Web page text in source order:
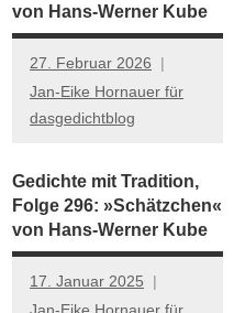
von Hans-Werner Kube
27. Februar 2026
Jan-Eike Hornauer für
dasgedichtblog
Gedichte mit Tradition,
Folge 296: »Schätzchen«
von Hans-Werner Kube
17. Januar 2025
Jan-Eike Hornauer für